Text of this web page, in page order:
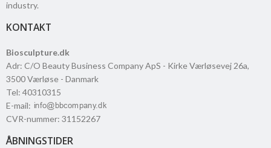
industry.
KONTAKT
Biosculpture.dk
Adr: C/O Beauty Business Company ApS - Kirke Værløsevej 26a,
3500Værløse - Danmark
Tel: 40310315
E-mail:
CVR-nummer: 31152267
ÅBNINGSTIDER